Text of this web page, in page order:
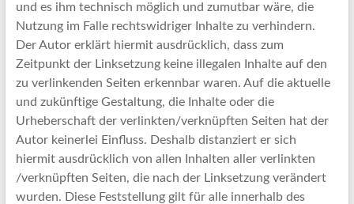
und es ihm technisch möglich und zumutbar wäre, die
Nutzung im Falle rechtswidriger Inhalte zu verhindern.
Der Autor erklärt hiermit ausdrücklich, dass zum
Zeitpunkt der Linksetzung keine illegalen Inhalte auf den
zu verlinkenden Seiten erkennbar waren. Auf die aktuelle
und zukünftige Gestaltung, die Inhalte oder die
Urheberschaft der verlinkten/verknüpften Seiten hat der
Autor keinerlei Einfluss. Deshalb distanziert er sich
hiermit ausdrücklich von allen Inhalten aller verlinkten
/verknüpften Seiten, die nach der Linksetzung verändert
wurden. Diese Feststellung gilt für alle innerhalb des